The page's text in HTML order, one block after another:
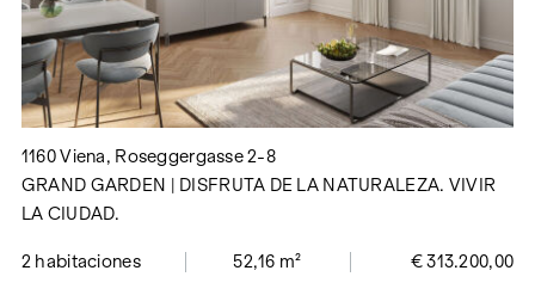
1160 Viena, Roseggergasse 2-8
GRAND GARDEN | DISFRUTA DE LA NATURALEZA. VIVIR
LA CIUDAD.
2 habitaciones 52,16 m² € 313.200,00